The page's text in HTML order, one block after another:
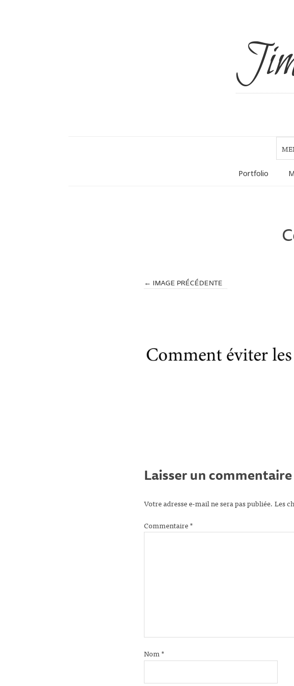
Portfolio
← IMAGE PRÉCÉDENTE
Laisser un commentaire
Votre adresse e-mail ne sera pas publiée. Les
Commentaire*
Nom*